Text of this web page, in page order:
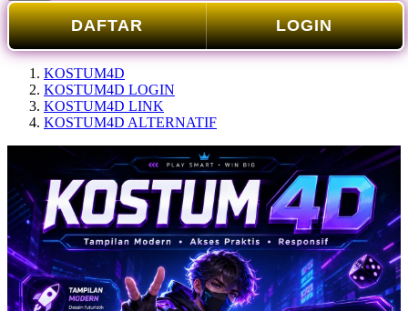
DAFTAR LOGIN
KOSTUM4D
KOSTUM4D LOGIN
KOSTUM4D LINK
KOSTUM4D ALTERNATIF